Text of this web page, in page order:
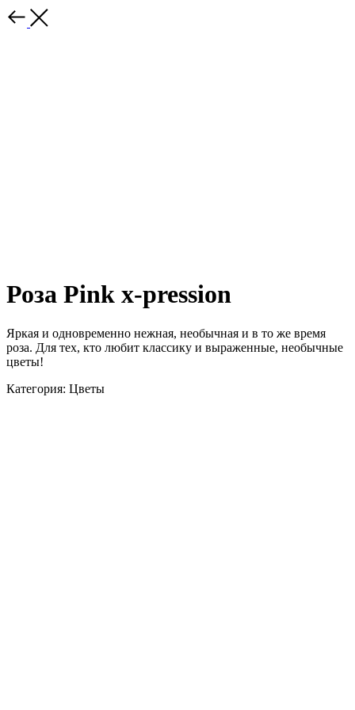
Роза Pink x-pression
Яркая и одновременно нежная, необычная и в то же время
роза. Для тех, кто любит классику и выраженные, необычные
цветы!
Категория: Цветы